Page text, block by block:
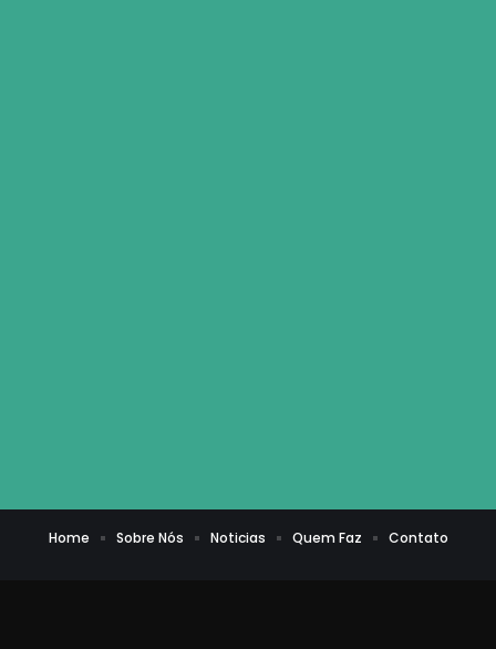
Home Sobre Nós Noticias Quem Faz Contato